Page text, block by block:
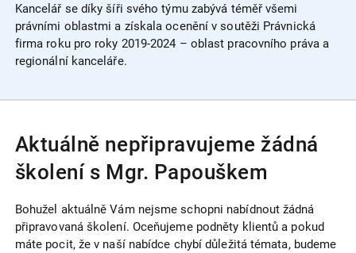
Kancelář se díky šíři svého týmu zabývá téměř všemi
právními oblastmi a získala ocenění v soutěži Právnická
firma roku pro roky 2019-2024 – oblast pracovního práva a
regionální kanceláře.
Aktuálně nepřipravujeme žádná
školení s Mgr. Papouškem
Bohužel aktuálně Vám nejsme schopni nabídnout žádná
připravovaná školení. Oceňujeme podněty klientů a pokud
máte pocit, že v naší nabídce chybí důležitá témata, budeme